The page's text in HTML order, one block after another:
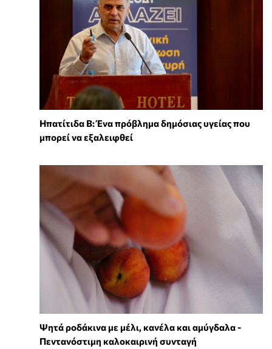
Ηπατίτιδα Β: Ένα πρόβλημα δημόσιας υγείας που
μπορεί να εξαλειφθεί
Ψητά ροδάκινα με μέλι, κανέλα και αμύγδαλα -
Πεντανόστιμη καλοκαιρινή συνταγή